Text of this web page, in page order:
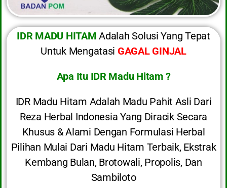
IDR MADU HITAM Adalah Solusi Yang Tepat
Untuk Mengatasi GAGAL GINJAL
Apa Itu IDR Madu Hitam ?
IDR Madu Hitam Adalah Madu Pahit Asli Dari
Reza Herbal Indonesia Yang Diracik Secara
Khusus & Alami Dengan Formulasi Herbal
Pilihan Mulai Dari Madu Hitam Terbaik, Ekstrak
Kembang Bulan, Brotowali, Propolis, Dan
Sambiloto